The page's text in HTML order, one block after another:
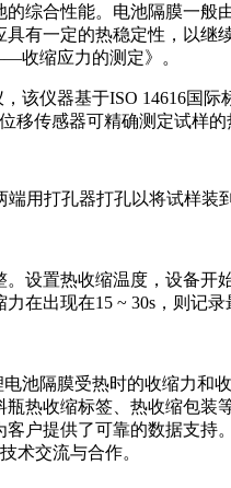
综合性能。电池隔膜一般
有一定的热稳定性，以
收缩应力的测定》。
该仪器基于ISO 14616
传感器可精确测定试样
用打孔器打孔以将试样装
设置热收缩温度，设备
在出现在15 ~ 30s，则记
池隔膜受热时的收缩力
热收缩标签、热收缩包
户提供了可靠的数据支
术交流与合作。